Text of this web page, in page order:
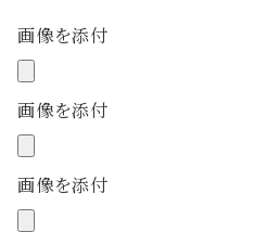
画像を添付
画像を添付
画像を添付